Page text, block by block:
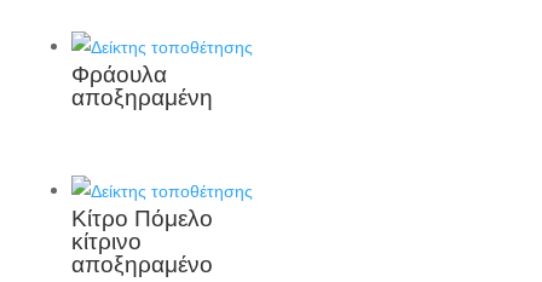
Φράουλα
αποξηραμένη
Κίτρο Πόμελο
κίτρινο
αποξηραμένο